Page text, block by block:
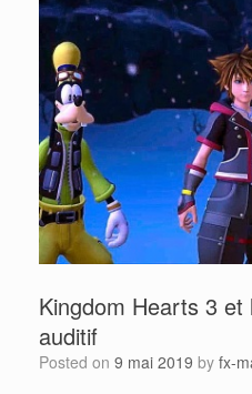
Kingdom Hearts 3 et
auditif
Posted on 9 mai 2019 by fx-